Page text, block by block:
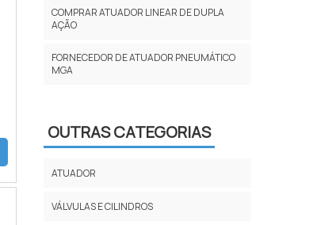
COMPRAR ATUADOR LINEAR DE DUPLA
AÇÃO
FORNECEDOR DE ATUADOR PNEUMÁTICO
MGA
OUTRAS CATEGORIAS
ATUADOR
VÁLVULAS E CILINDROS